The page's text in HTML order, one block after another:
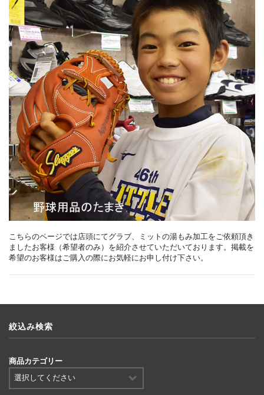
こちらのページでは店頭にてグラブ、ミットの湯もみ加工をご依頼頂き
ましたお客様（希望者のみ）を紹介させていただいております。掲載を
希望のお客様はご購入の際にお気軽にお申し付け下さい。
絞込み検索
商品カテゴリー